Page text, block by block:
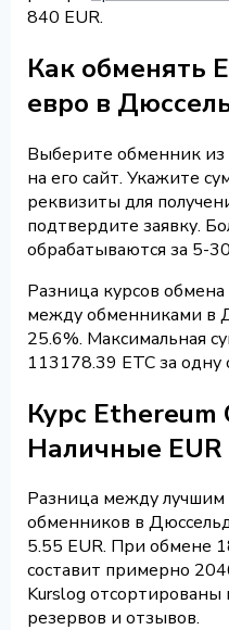
840 EUR.
Как обменять
евро в
Выберите обменник
на его сайт. Укажите
реквизиты для
подтвердите заявку.
обрабатываются за 5-
Разница курсов
между обменниками в
25.6%. Максимальная
113178.39 ETC за
Курс Ethereum
Наличные EUR
Разница между
обменников в
5.55 EUR. При обмене
составит примерно
Kurslog отсортированы
резервов и отзывов.